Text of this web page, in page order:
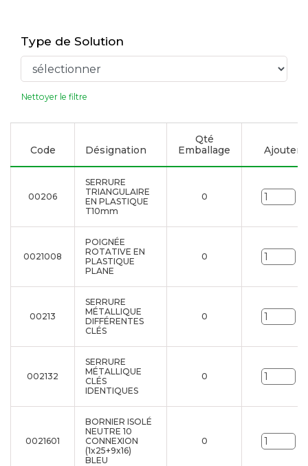
Type de Solution
Nettoyer le filtre
Code Désignation
Qté
Emballage
Ajouter
00206
SERRURE
TRIANGULAIRE
EN PLASTIQUE
T10mm
0
0021008
POIGNÉE
ROTATIVE EN
PLASTIQUE
PLANE
0
00213
SERRURE
MÉTALLIQUE
DIFFÉRENTES
CLÉS
0
002132
SERRURE
MÉTALLIQUE
CLÉS
IDENTIQUES
0
0021601
BORNIER ISOLÉ
NEUTRE 10
CONNEXION
(1x25+9x16)
BLEU
0